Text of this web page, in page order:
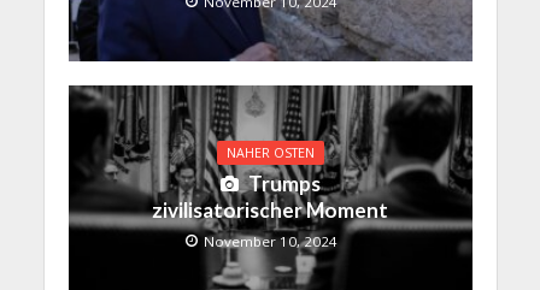
NAHER OSTEN
Trumps
zivilisatorischer Moment
November 10, 2024